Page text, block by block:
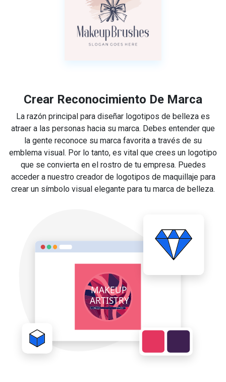
Crear Reconocimiento De Marca
La razón principal para diseñar logotipos de belleza es
atraer a las personas hacia su marca. Debes entender que
la gente reconoce su marca favorita a través de su
emblema visual. Por lo tanto, es vital que crees un logotipo
que se convierta en el rostro de tu empresa. Puedes
acceder a nuestro creador de logotipos de maquillaje para
crear un símbolo visual elegante para tu marca de belleza.